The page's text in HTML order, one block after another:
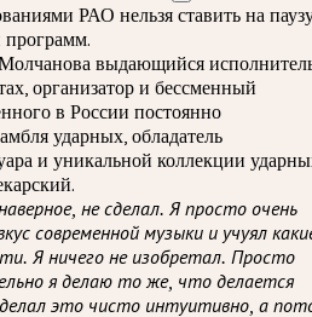
РАО нельзя ставить на
программ.
выдающийся
организатор и бессменный
в России постоянно
ударных, обладатель
и уникальной коллекции
не сделал. Я просто очень
современной музыки и учуял
Я ничего не изобретал. Просто
я делаю то же, что делается
делал это чисто интуитивно, а